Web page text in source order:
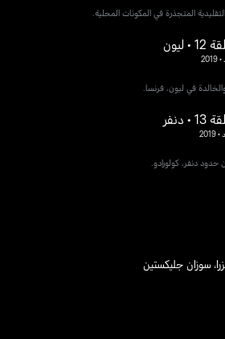
المتجذرة في المكونات المحلية.
• ليون
•
2019
في ليون، فرنسا.
• دنفر
•
2019
دنفر، كولورادو.
، سوزان جليكستين